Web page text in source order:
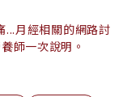
...月經相關的網路討
師一次說明。